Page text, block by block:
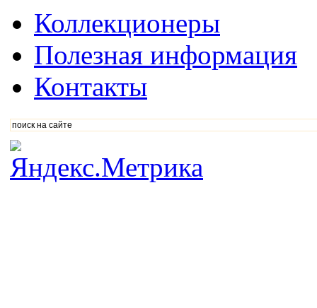
Коллекционеры
Полезная информация
Контакты